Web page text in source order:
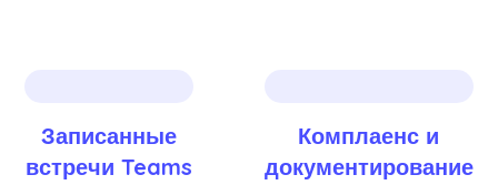
Записанные
встречи Teams
Комплаенс и
документирование